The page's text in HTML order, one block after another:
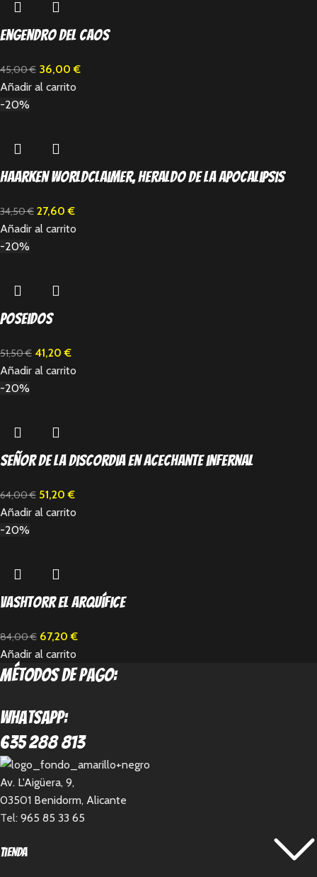
Engendro del Caos
45,00€ 36,00€
Añadir al carrito
-20%
Haarken Worldclaimer, Heraldo de la apocalipsis
34,50€ 27,60€
Añadir al carrito
-20%
Poseidos
51,50€ 41,20€
Añadir al carrito
-20%
Señor de la discordia en acechante infernal
64,00€ 51,20€
Añadir al carrito
-20%
Vashtorr el Arquífice
84,00€ 67,20€
Añadir al carrito
métodos de pago:
Whatsapp:
635 288 813
Av. L'Aigüera, 9,
03501 Benidorm, Alicante
Tel: 965 85 33 65
Tienda